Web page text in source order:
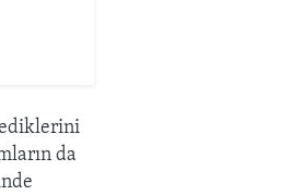
da